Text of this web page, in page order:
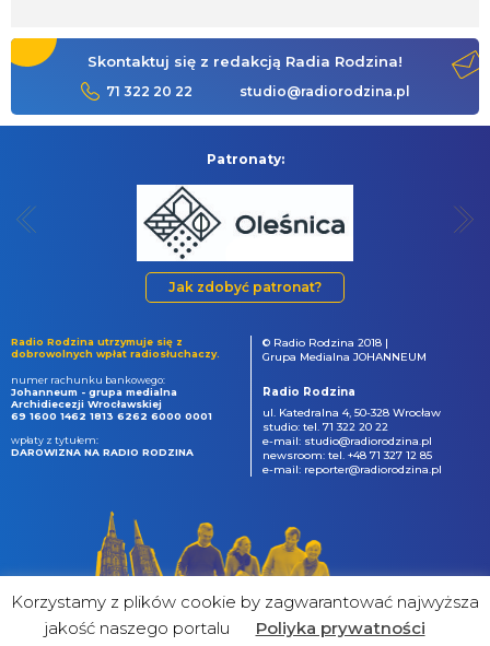
Skontaktuj się z redakcją Radia Rodzina!
71 322 20 22 studio@radiorodzina.pl
Patronaty:
Jak zdobyć patronat?
Radio Rodzina utrzymuje się z
dobrowolnych wpłat radiosłuchaczy.
numer rachunku bankowego:
Johanneum - grupa medialna
Archidiecezji Wrocławskiej
69 1600 1462 1813 6262 6000 0001
wpłaty z tytułem:
DAROWIZNA NA RADIO RODZINA
© Radio Rodzina 2018 |
Grupa Medialna JOHANNEUM
Radio Rodzina
ul. Katedralna 4, 50-328 Wrocław
studio: tel. 71 322 20 22
e-mail: studio@radiorodzina.pl
newsroom: tel. +48 71 327 12 85
e-mail: reporter@radiorodzina.pl
Korzystamy z plików cookie by zagwarantować najwyższa
jakość naszego portalu
Poliyka prywatności